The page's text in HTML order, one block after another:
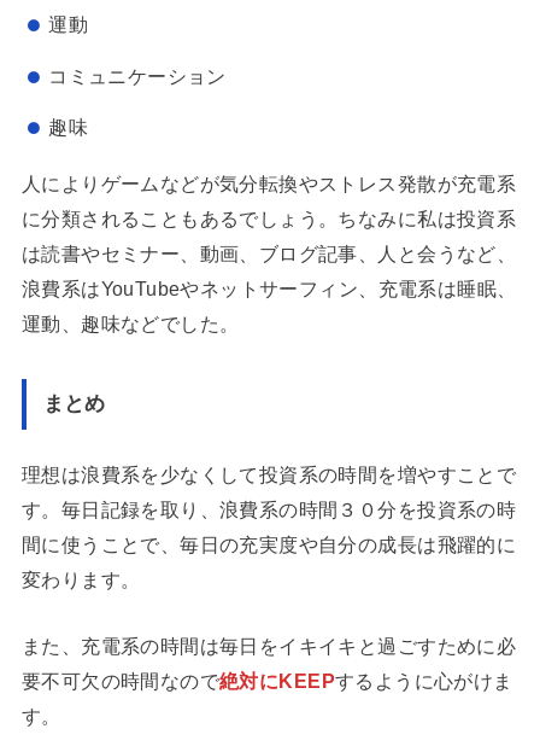
運動
コミュニケーション
趣味
人によりゲームなどが気分転換やストレス発散が充電系
に分類されることもあるでしょう。ちなみに私は投資系
は読書やセミナー、動画、ブログ記事、人と会うなど、
浪費系はYouTubeやネットサーフィン、充電系は睡眠、
運動、趣味などでした。
まとめ
理想は浪費系を少なくして投資系の時間を増やすことで
す。毎日記録を取り、浪費系の時間３０分を投資系の時
間に使うことで、毎日の充実度や自分の成長は飛躍的に
変わります。
また、充電系の時間は毎日をイキイキと過ごすために必
要不可欠の時間なので絶対にKEEPするように心がけま
す。